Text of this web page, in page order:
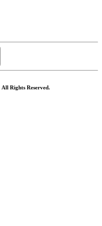
Rights Reserved.